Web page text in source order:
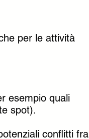
per le attività
esempio quali
spot).
conflitti fra